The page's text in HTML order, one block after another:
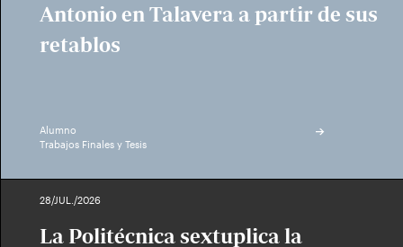
Antonio en Talavera a partir de sus
retablos
Alumno
Trabajos Finales y Tesis
28/JUL./2026
La Politécnica sextuplica la